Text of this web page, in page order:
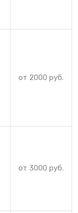
от 2000 руб.
от 3000 руб.